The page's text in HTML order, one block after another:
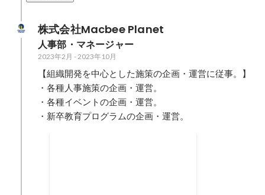
株式会社Macbee Planet
人事部・マネージャー
2023年2月 -2023年10月
【組織開発を中心とした施策の企画・運営に従事。】
・各種人事施策の企画・運営。
・各種イベントの企画・運営。
・新卒教育プログラムの企画・運営。